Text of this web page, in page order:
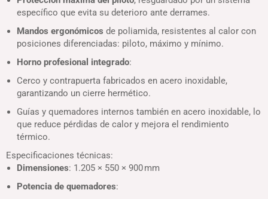
específico que evita su deterioro ante derrames.
Mandos ergonómicos de poliamida, resistentes al calor con
posiciones diferenciadas: piloto, máximo y mínimo.
Horno profesional integrado:
Cerco y contrapuerta fabricados en acero inoxidable,
garantizando un cierre hermético.
Guías y quemadores internos también en acero inoxidable, lo
que reduce pérdidas de calor y mejora el rendimiento
térmico.
Especificaciones técnicas:
Dimensiones: 1.205 × 550 × 900 mm
Potencia de quemadores: